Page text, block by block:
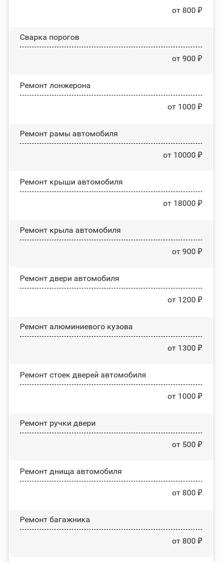
от 800 ₽
Сварка порогов
от 900 ₽
Ремонт лонжерона
от 1000 ₽
Ремонт рамы автомобиля
от 10000 ₽
Ремонт крыши автомобиля
от 18000 ₽
Ремонт крыла автомобиля
от 900 ₽
Ремонт двери автомобиля
от 1200 ₽
Ремонт алюминиевого кузова
от 1300 ₽
Ремонт стоек дверей автомобиля
от 1000 ₽
Ремонт ручки двери
от 500 ₽
Ремонт днища автомобиля
от 800 ₽
Ремонт багажника
от 800 ₽